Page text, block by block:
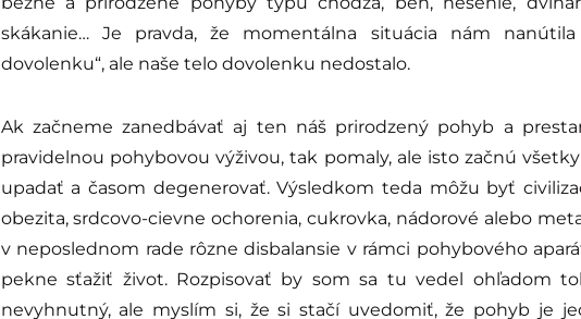
skákanie… Je pravda, že momentálna situácia nám
dovolenku“, ale naše telo dovolenku nedostalo.
Ak začneme zanedbávať aj ten náš prirodzený pohyb a
pravidelnou pohybovou výživou, tak pomaly, ale isto začnú
upadať a časom degenerovať. Výsledkom teda môžu byť
obezita, srdcovo-cievne ochorenia, cukrovka, nádorové alebo
v neposlednom rade rôzne disbalansie v rámci pohybového
pekne sťažiť život. Rozpisovať by som sa tu vedel ohľadom
nevyhnutný, ale myslím si, že si stačí uvedomiť, že pohyb je